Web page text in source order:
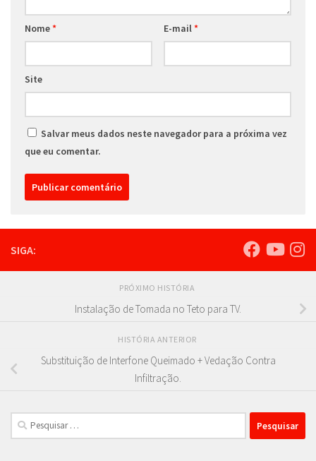
Nome* E-mail *
Site
Salvar meus dados neste navegador para a próxima vez
que eu comentar.
SIGA:
PRÓXIMO HISTÓRIA
Instalação de Tomada no Teto para TV.
HISTÓRIA ANTERIOR
Substituição de Interfone Queimado + Vedação Contra
Infiltração.
Pesquisar
por: